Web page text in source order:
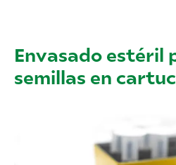
Envasado estéril
semillas en